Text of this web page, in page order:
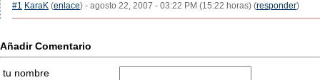
#1 KaraK (enlace) - agosto 22, 2007 - 03:22 PM (15:22 horas) (responder)
Añadir Comentario
tu nombre